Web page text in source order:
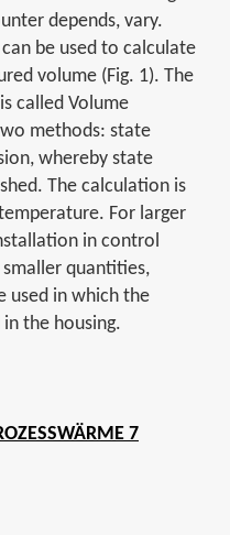
depends, vary.
be used to calculate
volume (Fig. 1). The
called Volume
methods: state
whereby state
The calculation is
For larger
in control
quantities,
used in which the
the housing.
7